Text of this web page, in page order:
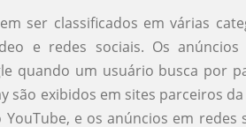
ser classificados em várias
e redes sociais. Os anúncios
quando um usuário busca por
são exibidos em sites parceiros
e os anúncios em redes